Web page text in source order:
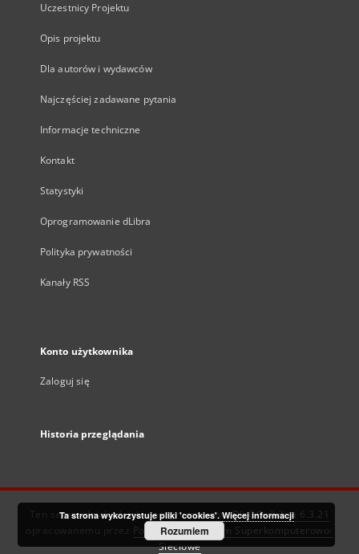
Uczestnicy Projektu
Opis projektu
Dla autorów i wydawców
Najczęściej zadawane pytania
Informacje techniczne
Kontakt
Statystyki
Oprogramowanie dLibra
Polityka prywatności
Kanały RSS
Konto użytkownika
Zaloguj się
Historia przeglądania
Ten serwis działa dzięki oprogramowaniuDInGO dLibra 6.3.21
Poznańskie Centrum Superkomputerowo-
Sieciowe
Ta strona wykorzystuje pliki 'cookies'. Więcej informacji
Rozumiem